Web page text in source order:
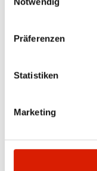
Präferenzen
Statistiken
Marketing
ermöglicht.